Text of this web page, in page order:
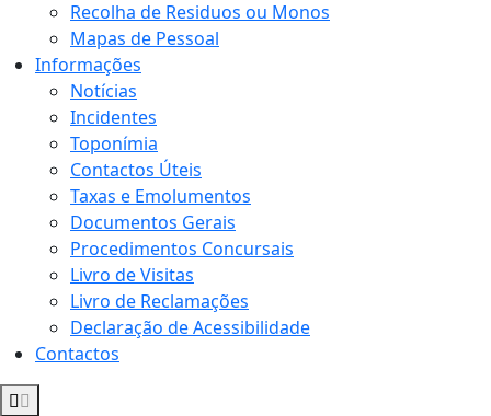
Recolha de Residuos ou Monos
Mapas de Pessoal
Informações
Notícias
Incidentes
Toponímia
Contactos Úteis
Taxas e Emolumentos
Documentos Gerais
Procedimentos Concursais
Livro de Visitas
Livro de Reclamações
Declaração de Acessibilidade
Contactos